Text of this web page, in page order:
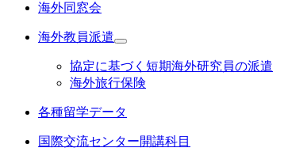
海外同窓会
海外教員派遣
協定に基づく短期海外研究員の派遣
海外旅行保険
各種留学データ
国際交流センター開講科目